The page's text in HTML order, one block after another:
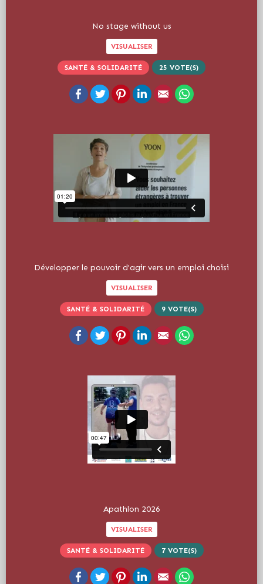
No stage without us
VISUALISER
SANTÉ & SOLIDARITÉ 25 VOTE(S)
FacebookTwitter PinterestLinkedInEmail
Développer le pouvoir d'agir vers un emploi choisi
VISUALISER
SANTÉ & SOLIDARITÉ 9VOTE(S)
FacebookTwitter PinterestLinkedInEmail
Apathlon 2026
VISUALISER
SANTÉ & SOLIDARITÉ 7VOTE(S)
FacebookTwitter PinterestLinkedInEmail